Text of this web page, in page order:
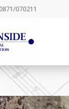
070211